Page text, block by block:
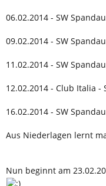
06.02.2014 - SW
09.02.2014 - SW
11.02.2014 - SW
12.02.2014 - Club Italia -
16.02.2014 - SW
Aus Niederlagen lernt
Nun beginnt am